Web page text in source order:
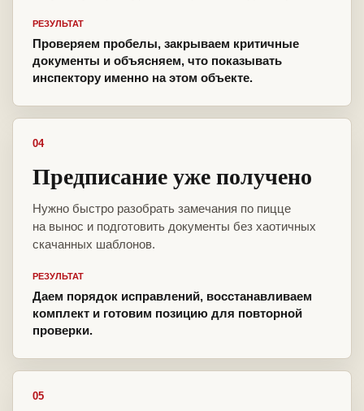
РЕЗУЛЬТАТ
Проверяем пробелы, закрываем критичные
документы и объясняем, что показывать
инспектору именно на этом объекте.
04
Предписание уже получено
Нужно быстро разобрать замечания по пицце
на вынос и подготовить документы без хаотичных
скачанных шаблонов.
РЕЗУЛЬТАТ
Даем порядок исправлений, восстанавливаем
комплект и готовим позицию для повторной
проверки.
05